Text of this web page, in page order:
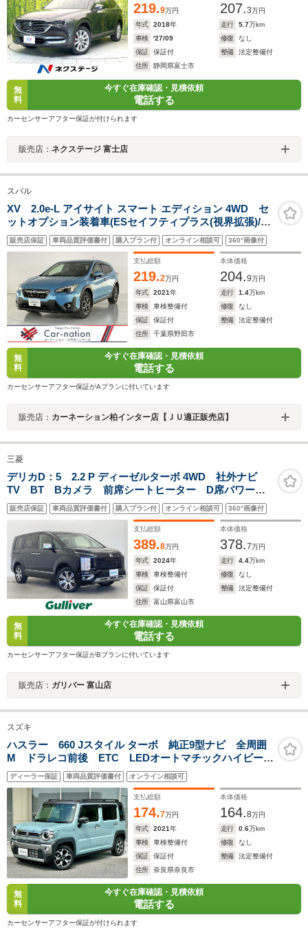
219.9万円 207.3万円
年式
2018年 走行 5.7万km
車検
'27/09 修復
なし
保証
保証付 整備
法定整備付
住所
静岡県富士市
無
料
今すぐ在庫確認・見積依頼
電話する
カーセンサーアフター保証が付けられます
販売店： ネクステージ 富士店
スバル
XV 2.0e-L アイサイト スマート エディション 4WD セ
ットオプション装着車(ESセイフティプラス(視界拡張)/P
シート/シートポジションメモリー)/ESコアテクノロジー/
クリアビューパック/Panasonicビルトインナビ/フルセグ
TV/Blu-ray/Bluetooth/ETC/純正ドラレコ
販売店保証 車両品質評価書付 購入プラン付 オンライン相談可 360°画像付
支払総額
219.2万円
本体価格
204.9万円
年式
2021年 走行 1.4万km
車検
車検整備付 修復
なし
保証
保証付 整備
法定整備付
住所
千葉県野田市
無
料
今すぐ在庫確認・見積依頼
電話する
カーセンサーアフター保証がAプランに付いています
販売店： カーネーション柏インター店【ＪＵ適正販売店】
三菱
デリカD：5 2.2 P ディーゼルターボ 4WD 社外ナビ
TV BT Bカメラ 前席シートヒーター D席パワーシ
ート ETC 両側パワスラ レーダークルーズコントロ
ール レーンキープアシスト パドルシフト ステアリ
ングヒーター 衝突被害軽減システム
販売店保証 車両品質評価書付 購入プラン付 オンライン相談可 360°画像付
支払総額
389.8万円
本体価格
378.7万円
年式
2024年 走行 4.4万km
車検
車検整備付 修復
なし
保証
保証付 整備
法定整備付
住所
富山県富山市
無
料
今すぐ在庫確認・見積依頼
電話する
カーセンサーアフター保証がBプランに付いています
販売店： ガリバー 富山店
スズキ
ハスラー 660 Jスタイル ターボ 純正9型ナビ 全周囲
M ドラレコ前後 ETC LEDオートマチックハイビー
ム 前席シートヒータ レーダークルコン パドルシフ
ト スマートキー 衝突被害軽減ブレーキ 踏み間違い
防止 障害物センサ
ディーラー保証 車両品質評価書付 オンライン相談可
支払総額
174.7万円
本体価格
164.8万円
年式
2021年 走行 0.6万km
車検
車検整備付 修復
なし
保証
保証付 整備
法定整備付
住所
奈良県奈良市
無
料
今すぐ在庫確認・見積依頼
電話する
カーセンサーアフター保証が付けられます